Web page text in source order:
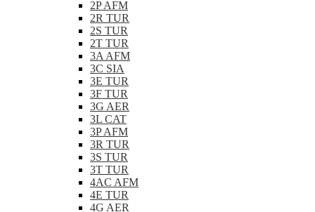
2P AFM
2R TUR
2S TUR
2T TUR
3A AFM
3C SIA
3E TUR
3F TUR
3G AER
3L CAT
3P AFM
3R TUR
3S TUR
3T TUR
4AC AFM
4E TUR
4G AER